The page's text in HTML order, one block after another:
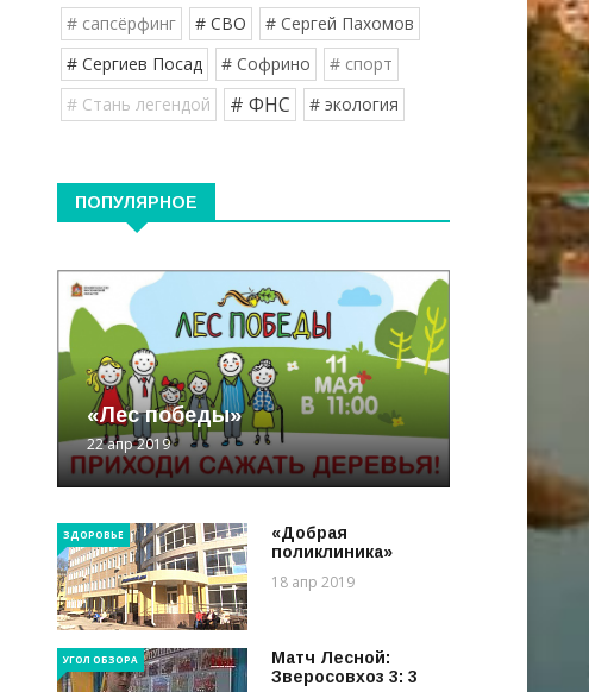
# сапсёрфинг
# СВО
# Сергей Пахомов
# Сергиев Посад
# Софрино
# спорт
# Стань легендой
# ФНС # экология
ПОПУЛЯРНОЕ
«Лес победы»
22 апр 2019
ЗДОРОВЬЕ
«Добрая
поликлиника»
18 апр 2019
УГОЛ ОБЗОРА
Матч Лесной:
Зверосовхоз 3: 3